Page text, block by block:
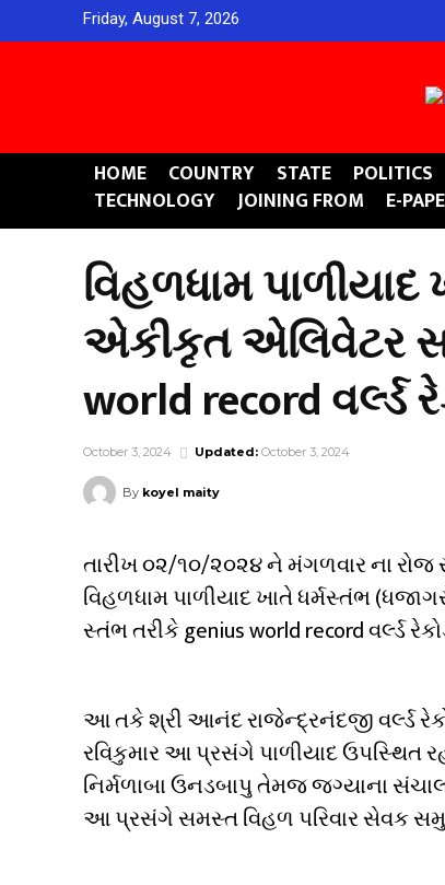
Friday, August 7, 2026
HOME COUNTRY STATE POLITICS
TECHNOLOGY
JOINING FROM E-
વિહળધામ
એકીકૃત એલિવેટર
world record વર્લ્ડ
October 3, 2024 Updated: October 3, 2024
By koyel maity
તારીખ ૦૨/૧૦/૨૦૨૪ ને મંગળવાર ના
વિહળધામ પાળીયાદ ખાતે ધર્મસ્તંભ
સ્તંભ તરીકે genius world record વર્લ્ડ
આ તકે શ્રી આનંદ રાજેન્દ્રનંદજી વર્લ્ડ
રવિકુમાર આ પ્રસંગે પાળીયાદ ઉપસ્થિત
નિર્મળાબા ઉનડબાપુ તેમજ જગ્યાના
આ પ્રસંગે સમસ્ત વિહળ પરિવાર સેવક